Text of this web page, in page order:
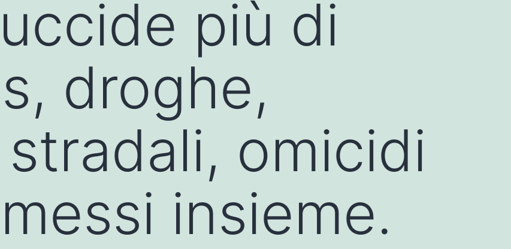
più di
droghe,
omicidi
insieme.